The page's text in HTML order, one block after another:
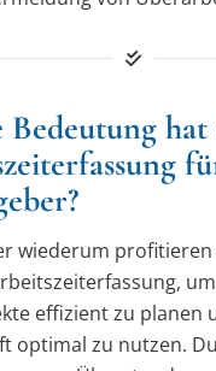
Bedeutung hat
wiederum
effizient zu planen
optimal zu nutzen.